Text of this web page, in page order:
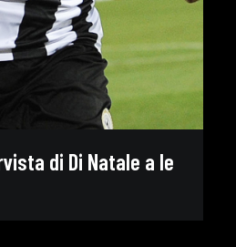
di Di Natale a le